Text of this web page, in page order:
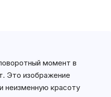
момент в
Это изображение
неизменную красоту